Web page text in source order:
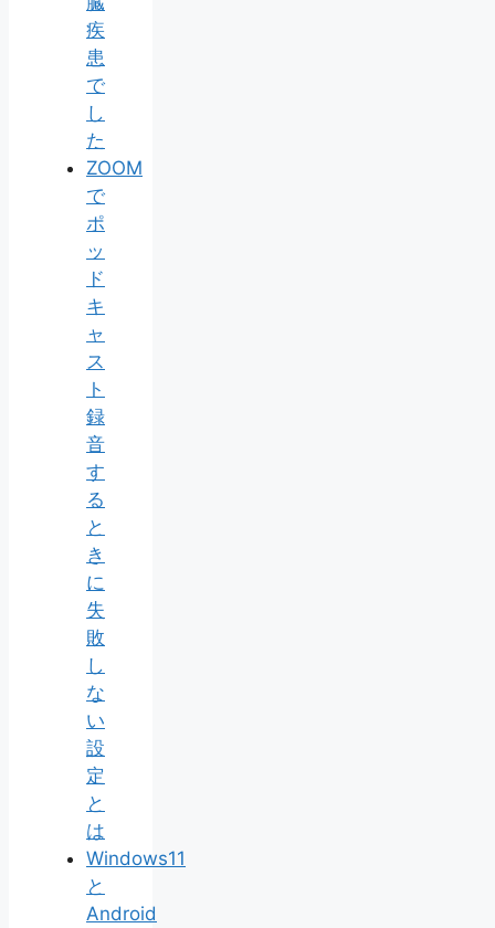
疾
患
で
し
た
ZOOM
で
ポ
ッ
ド
キ
ャ
ス
ト
録
音
す
る
と
き
に
失
敗
し
な
い
設
定
と
は
Windows11
と
Android